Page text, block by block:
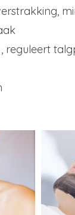
reguleert